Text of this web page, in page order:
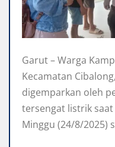
Garut – Warga
Kecamatan
digemparkan oleh
tersengat listrik
Minggu (24/8/2025)